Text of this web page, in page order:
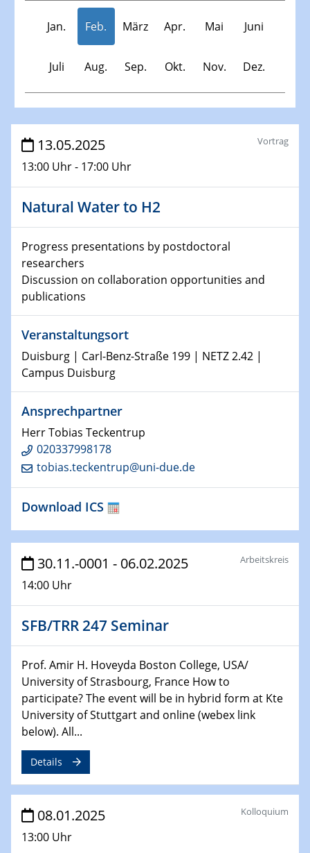
Jan. Feb. März Apr. Mai Juni
Juli Aug. Sep. Okt. Nov. Dez.
Veranstaltungen
30.11.-0001 - 06.02.2025
SFB/TRR 247 Seminar
Physikalisches Kolloquium
Shaping the future: The role of metrology in a changing
world
14.01.2025
SFB 1242 Kolloquium
15.01.2025
Physikalisches Kolloquium
Comets – Why Should We Study Them?
15.01.2025
GDCh Kolloquium
22.01.2025
interfaces
22.01.2025
HyMission Short Talks
Physikalisches Kolloquium
Decoding mRNA translation: Computational and
29.01.2025
GDCh Kolloquium
The Cation Shuffle
30.01.2025
WIN & CENIDE Seminar Series on 2D-
MATURE
30.01.2025
Talk Prof. Erwin Reisner
13.05.2025
13:00 Uhr - 17:00 Uhr
Vortrag
Natural Water to H2
Progress presentations by postdoctoral
researchers
Discussion on collaboration opportunities and
publications
Veranstaltungsort
Duisburg | Carl-Benz-Straße 199 | NETZ 2.42 |
Campus Duisburg
Ansprechpartner
Herr Tobias Teckentrup
020337998178
tobias.teckentrup@uni-due.de
Download ICS
30.11.-0001 - 06.02.2025
14:00 Uhr
Arbeitskreis
SFB/TRR 247 Seminar
Prof. Amir H. Hoveyda Boston College, USA/
University of Strasbourg, France How to
participate? The event will be in hybrid form at Kte
University of Stuttgart and online (webex link
below). All...
Details
08.01.2025
13:00 Uhr
Kolloquium